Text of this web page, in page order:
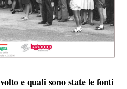
e quali sono state le fonti